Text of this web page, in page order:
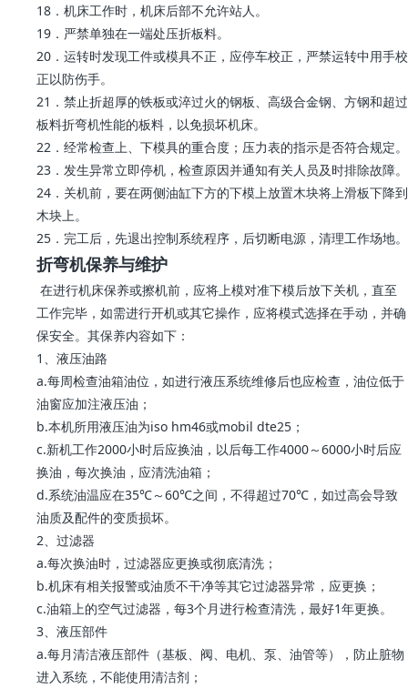
18．机床工作时，机床后部不允许站人。
19．严禁单独在一端处压折板料。
20．运转时发现工件或模具不正，应停车校正，严禁运转中用手校
正以防伤手。
21．禁止折超厚的铁板或淬过火的钢板、高级合金钢、方钢和超过
板料折弯机性能的板料，以免损坏机床。
22．经常检查上、下模具的重合度；压力表的指示是否符合规定。
23．发生异常立即停机，检查原因并通知有关人员及时排除故障。
24．关机前，要在两侧油缸下方的下模上放置木块将上滑板下降到
木块上。
25．完工后，先退出控制系统程序，后切断电源，清理工作场地。
折弯机保养与维护
在进行机床保养或擦机前，应将上模对准下模后放下关机，直至
工作完毕，如需进行开机或其它操作，应将模式选择在手动，并确
保安全。其保养内容如下：
1、液压油路
a.每周检查油箱油位，如进行液压系统维修后也应检查，油位低于
油窗应加注液压油；
b.本机所用液压油为iso hm46或mobil dte25；
c.新机工作2000小时后应换油，以后每工作4000～6000小时后应
换油，每次换油，应清洗油箱；
d.系统油温应在35℃～60℃之间，不得超过70℃，如过高会导致
油质及配件的变质损坏。
2、过滤器
a.每次换油时，过滤器应更换或彻底清洗；
b.机床有相关报警或油质不干净等其它过滤器异常，应更换；
c.油箱上的空气过滤器，每3个月进行检查清洗，最好1年更换。
3、液压部件
a.每月清洁液压部件（基板、阀、电机、泵、油管等），防止脏物
进入系统，不能使用清洁剂；